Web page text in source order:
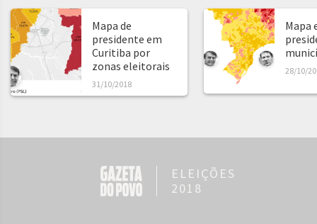
Mapa de
presidente em
Curitiba por
zonas eleitorais
31/10/2018
Mapa
28/10/
ELEIÇÕES
2018